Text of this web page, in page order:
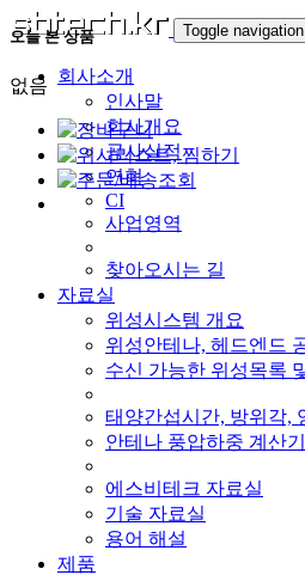
Toggle navigation
회사소개
인사말
회사개요
공사실적
연혁
CI
사업영역
찾아오시는 길
자료실
위성시스템 개요
위성안테나, 헤드엔드
수신 가능한 위성목록
태양간섭시간, 방위각,
안테나 풍압하중 계산기
에스비테크 자료실
기술 자료실
용어 해설
제품
오늘 본 상품
없음